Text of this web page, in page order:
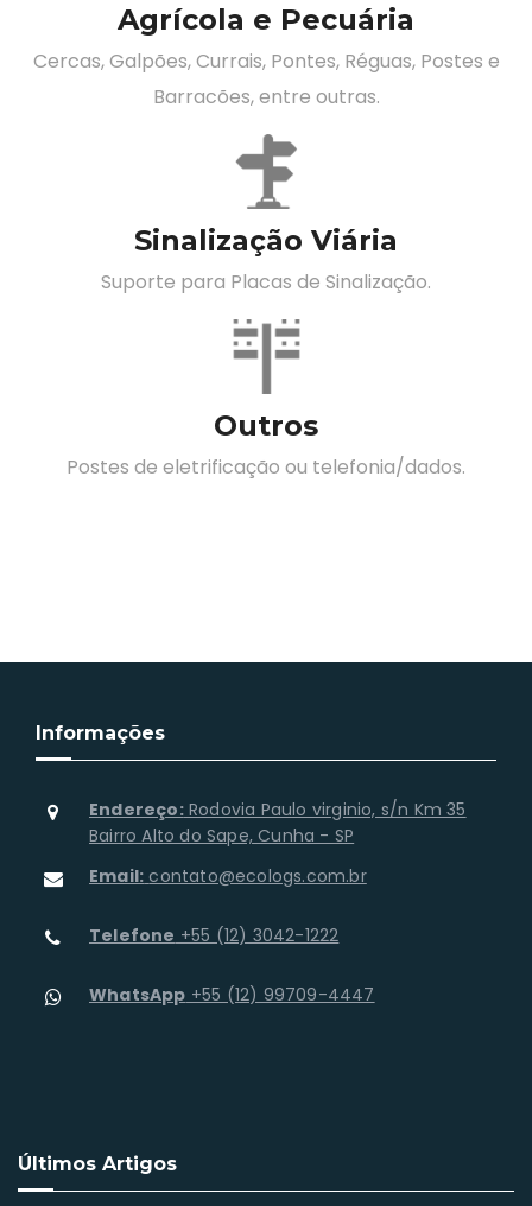
Agrícola e Pecuária
Cercas, Galpões, Currais, Pontes, Réguas, Postes e
Barracões, entre outras.
Sinalização Viária
Suporte para Placas de Sinalização.
Outros
Postes de eletrificação ou telefonia/dados.
Informações
Endereço:Rodovia Paulo virginio, s/n Km 35
Bairro Alto do Sape, Cunha - SP
Email: contato@ecologs.com.br
Telefone +55 (12) 3042-1222
WhatsApp +55 (12) 99709-4447
Últimos Artigos